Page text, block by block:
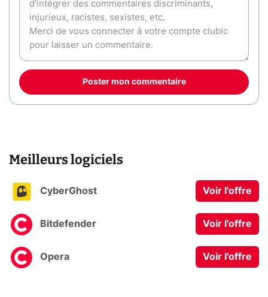
Poster mon commentaire
Meilleurs logiciels
CyberGhost Voir l'offre
Bitdefender Voir l'offre
Opera Voir l'offre